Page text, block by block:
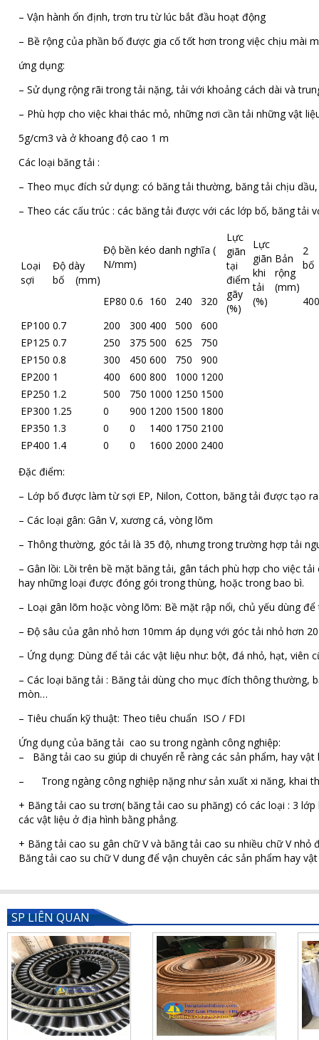
– Vận hành ổn định, trơn tru từ lúc bắt đầu hoạt động
– Bề rộng của phần bố được gia cố tốt hơn trong việc chịu mài
ứng dụng:
– Sử dụng rộng rãi trong tải nặng, tải với khoảng cách dài và
– Phù hợp cho việc khai thác mỏ, những nơi cần tải những vật
5g/cm3 và ở khoang độ cao 1 m
Các loại băng tải :
– Theo mục đích sử dụng: có băng tải thường, băng tải chịu
– Theo các cấu trúc : các băng tải được với các lớp bố, băng tải
Loại
sợi
Độ dày
bố (mm)
Độ bền kéo danh nghĩa (
N/mm)
Lực
giãn
tại
điểm
gãy
(%)
Lực
giãn
khi
tải
(%)
Bản
rộng
(mm)
2
bố
EP80 0.6 160 240 320
400
EP100 0.7 200 300 400 500
600
EP125 0.7 250 375 500 625
750
EP150 0.8 300 450 600 750
900
EP200 1 400 600 800 1000 1200
EP250 1.2 500 750 1000 1250 1500
EP300 1.25 0 900 1200 1500 1800
EP350 1.3 0 0 1400 1750 2100
EP400 1.4 0 0 1600 2000 2400
Đặc điểm:
– Lớp bố được làm từ sợi EP, Nilon, Cotton, băng tải được tạo
– Các loại gân: Gân V, xương cá, vòng lõm
– Thông thường, góc tải là 35 độ, nhưng trong trường hợp tải
– Gân lồi: Lồi trên bề mặt băng tải, gân tách phù hợp cho việc
hay những loại được đóng gói trong thùng, hoặc trong bao bì.
– Loại gân lõm hoặc vòng lõm: Bề mặt rập nổi, chủ yếu dùng
– Độ sâu của gân nhỏ hơn 10mm áp dụng với góc tải nhỏ hơn
– Ứng dụng: Dùng để tải các vật liệu như: bột, đá nhỏ, hạt,
– Các loại băng tải : Băng tải dùng cho mục đích thông thường,
mòn…
– Tiêu chuẩn kỹ thuật: Theo tiêu chuẩn ISO / FDI
Ứng dụng của băng tải cao su trong ngành công nghiệp:
– Băng tải cao su giúp di chuyển rễ ràng các sản phẩm, hay vật
– Trong ngàng công nghiệp nặng như sản xuất xi năng, khai
+ Băng tải cao su trơn( băng tải cao su phăng) có các loại : 3
các vật liệu ở địa hình bằng phẳng.
+ Băng tải cao su gân chữ V và băng tải cao su nhiều chữ V
Băng tải cao su chữ V dung để vận chuyên các sản phẩm hay
SP LIÊN QUAN